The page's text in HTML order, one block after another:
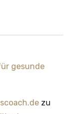
gesunde
zu